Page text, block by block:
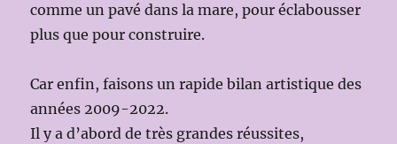
comme un pavé dans la mare, pour éclabousser
plus que pour construire.
Car enfin, faisons un rapide bilan artistique des
années 2009-2022.
Il y a d’abord de très grandes réussites,